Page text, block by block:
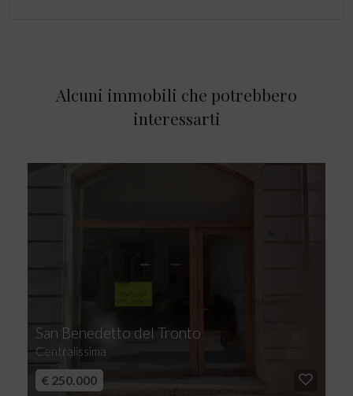
Alcuni immobili che potrebbero
interessarti
San Benedetto del Tronto
Centralissima
€ 250.000